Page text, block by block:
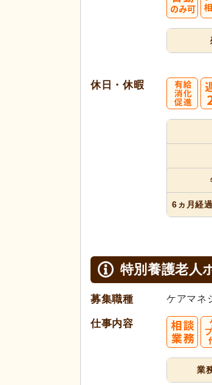
休日・休暇
6ヵ月経過
特別養護老人
募集職種 ケアマネ
仕事内容
業